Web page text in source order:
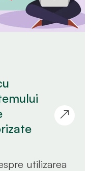
utilizarea